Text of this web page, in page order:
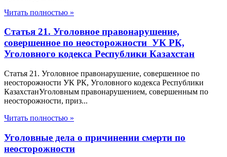
Читать полностью »
Статья 21. Уголовное правонарушение,
совершенное по неосторожности УК РК,
Уголовного кодекса Республики Казахстан
Статья 21. Уголовное правонарушение, совершенное по
неосторожности УК РК, Уголовного кодекса Республики
КазахстанУголовным правонарушением, совершенным по
неосторожности, приз...
Читать полностью »
Уголовные дела о причинении смерти по
неосторожности